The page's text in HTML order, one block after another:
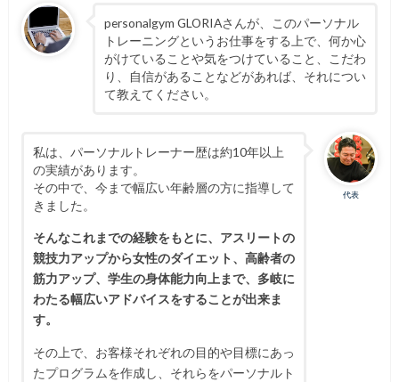
personalgym GLORIAさんが、このパーソナル
トレーニングというお仕事をする上で、何か心
がけていることや気をつけていること、こだわ
り、自信があることなどがあれば、それについ
て教えてください。
代表
私は、パーソナルトレーナー歴は約10年以上
の実績があります。
その中で、今まで幅広い年齢層の方に指導して
きました。
そんなこれまでの経験をもとに、アスリートの
競技力アップから女性のダイエット、高齢者の
筋力アップ、学生の身体能力向上まで、多岐に
わたる幅広いアドバイスをすることが出来ま
す。
その上で、お客様それぞれの目的や目標にあっ
たプログラムを作成し、それらをパーソナルト